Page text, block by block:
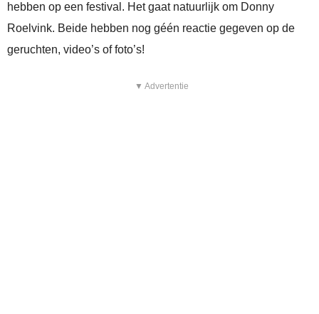
hebben op een festival. Het gaat natuurlijk om Donny
Roelvink. Beide hebben nog géén reactie gegeven op de
geruchten, video’s of foto’s!
▼ Advertentie